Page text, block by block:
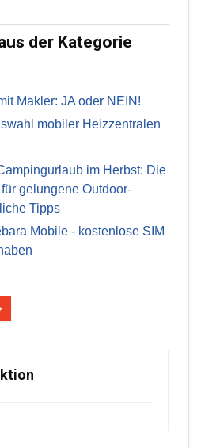
der Kategorie
Makler: JA oder NEIN!
mobiler Heizzentralen
im Herbst: Die
gelungene Outdoor-
Tipps
Mobile - kostenlose SIM